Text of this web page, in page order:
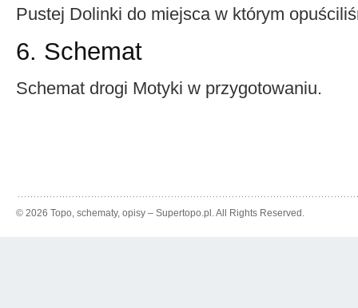
Pustej Dolinki do miejsca w którym
6. Schemat
Schemat drogi Motyki w przygotowaniu.
© 2026 Topo, schematy, opisy – Supertopo.pl. All Rights Reserved.